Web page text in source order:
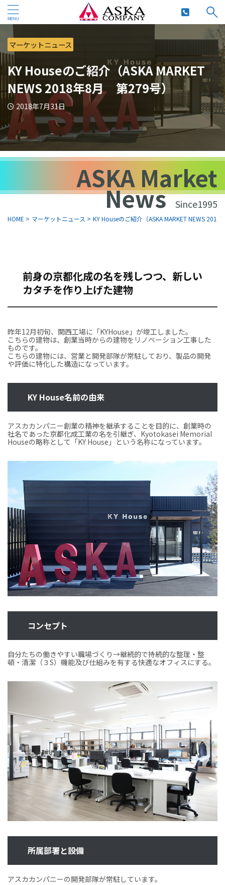
マーケットニュース
KY Houseのご紹介（ASKA MARKET
NEWS 2018年8月 第279号）
2018年7月31日
ASKA Market
News Since1995
HOME > マーケットニュース > KY Houseのご紹介（ASKA MARKET NEWS
前身の京都化成の名を残しつつ、新しい
カタチを作り上げた建物
昨年12月初旬、関西工場に「KYHouse」が竣工しました。
こちらの建物は、創業当時からの建物をリノベーション工事した
ものです。
こちらの建物には、営業と開発部隊が常駐しており、製品の開発
や評価に特化した構造になっています。
KY House名前の由来
アスカカンパニー創業の精神を継承することを目的に、創業時の
社名であった京都化成工業の名を引継ぎ、Kyotokasei Memorial
Houseの略称として「KY House」という名称になっています。
コンセプト
自分たちの働きやすい職場づくり→継続的で持続的な整理・整
頓・清潔（３S）機能及び仕組みを有する快適なオフィスにする。
所属部署と設備
アスカカンパニーの開発部隊が常駐しています。